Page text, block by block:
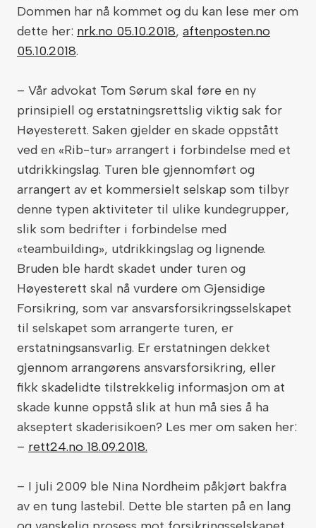
Dommen har nå kommet og du kan lese mer om
dette her: nrk.no 05.10.2018, aftenposten.no
05.10.2018.
– Vår advokat Tom Sørum skal føre en ny
prinsipiell og erstatningsrettslig viktig sak for
Høyesterett. Saken gjelder en skade oppstått
ved en «Rib-tur» arrangert i forbindelse med et
utdrikkingslag. Turen ble gjennomført og
arrangert av et kommersielt selskap som tilbyr
denne typen aktiviteter til ulike kundegrupper,
slik som bedrifter i forbindelse med
«teambuilding», utdrikkingslag og lignende.
Bruden ble hardt skadet under turen og
Høyesterett skal nå vurdere om Gjensidige
Forsikring, som var ansvarsforsikringsselskapet
til selskapet som arrangerte turen, er
erstatningsansvarlig. Er erstatningen dekket
gjennom arrangørens ansvarsforsikring, eller
fikk skadelidte tilstrekkelig informasjon om at
skade kunne oppstå slik at hun må sies å ha
akseptert skaderisikoen? Les mer om saken her:
– rett24.no 18.09.2018.
– I juli 2009 ble Nina Nordheim påkjørt bakfra
av en tung lastebil. Dette ble starten på en lang